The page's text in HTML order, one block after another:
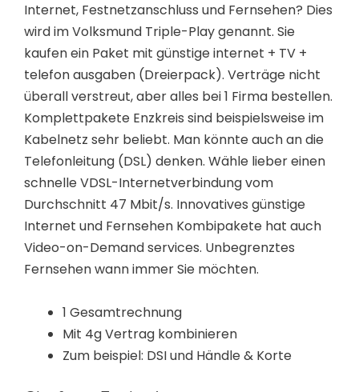
Internet, Festnetzanschluss und Fernsehen? Dies
wird im Volksmund Triple-Play genannt. Sie
kaufen ein Paket mit günstige internet + TV +
telefon ausgaben (Dreierpack). Verträge nicht
überall verstreut, aber alles bei 1 Firma bestellen.
Komplettpakete Enzkreis sind beispielsweise im
Kabelnetz sehr beliebt. Man könnte auch an die
Telefonleitung (DSL) denken. Wähle lieber einen
schnelle VDSL-Internetverbindung vom
Durchschnitt 47 Mbit/s. Innovatives günstige
Internet und Fernsehen Kombipakete hat auch
Video-on-Demand services. Unbegrenztes
Fernsehen wann immer Sie möchten.
1 Gesamtrechnung
Mit 4g Vertrag kombinieren
Zum beispiel: DSI und Händle & Korte